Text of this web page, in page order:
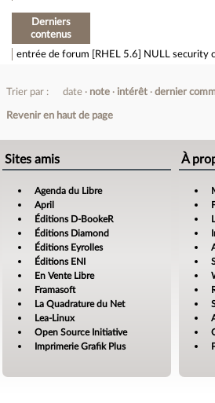
Derniers
contenus
entrée de forum [RHEL 5.6] NULL security
Trier par : date note intérêt dernier
Revenir en haut de page
Sites amis
Agenda du Libre
April
Éditions D-BookeR
Éditions Diamond
Éditions Eyrolles
Éditions ENI
En Vente Libre
Framasoft
La Quadrature du Net
Lea-Linux
Open Source Initiative
Imprimerie Grafik Plus
À